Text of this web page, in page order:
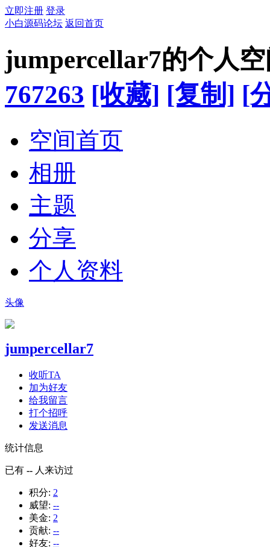
立即注册 登录
小白源码论坛 返回首页
jumpercellar7的个人
767263 [收藏] [复制] [
空间首页
相册
主题
分享
个人资料
头像
jumpercellar7
收听TA
加为好友
给我留言
打个招呼
发送消息
统计信息
已有 -- 人来访过
积分: 2
威望: --
美金: 2
贡献: --
好友: --